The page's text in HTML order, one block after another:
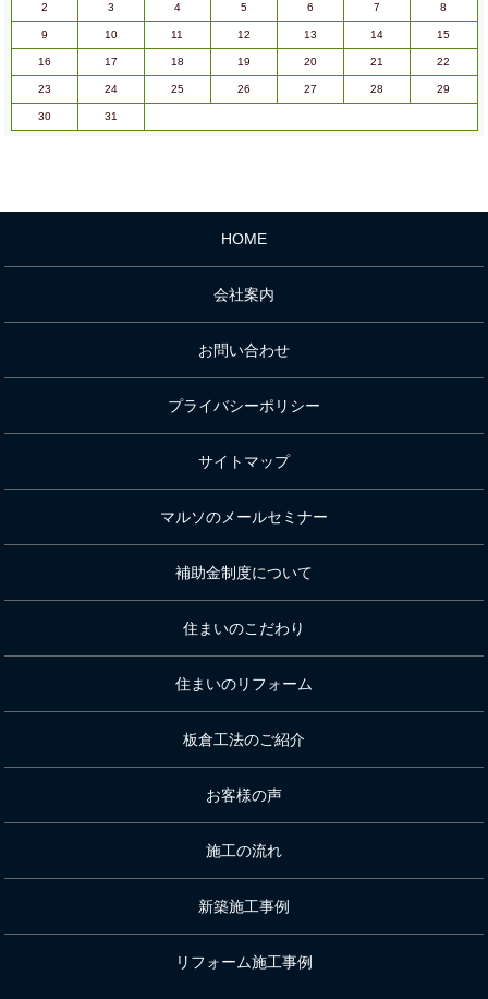
2 3 4 5 6 7 8
9 10 11 12 13 14 15
16 17 18 19 20 21 22
23 24 25 26 27 28 29
30 31
HOME
会社案内
お問い合わせ
プライバシーポリシー
サイトマップ
マルソのメールセミナー
補助金制度について
住まいのこだわり
住まいのリフォーム
板倉工法のご紹介
お客様の声
施工の流れ
新築施工事例
リフォーム施工事例